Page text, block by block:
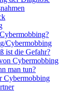
Cybermobbing
ist die Gefahr?
Cybermobbing
man tun?
Cybermobbing